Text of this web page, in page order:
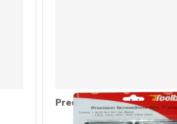
Precíziós csavarhúzó